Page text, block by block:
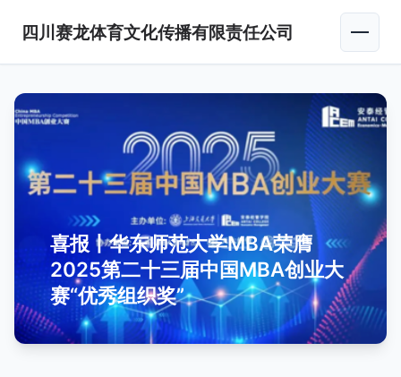
四川赛龙体育文化传播有限责任公司
喜报丨华东师范大学MBA荣膺
2025第二十三届中国MBA创业大
赛“优秀组织奖”